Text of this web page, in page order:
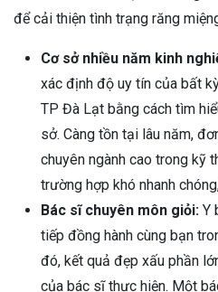
để cải thiện tình trạng răng
Cơ sở nhiều năm kinh
xác định độ uy tín của bất
TP Đà Lạt bằng cách tìm
sở. Càng tồn tại lâu năm,
chuyên ngành cao trong kỹ
trường hợp khó nhanh
Bác sĩ chuyên môn giỏi: Y
tiếp đồng hành cùng bạn
đó, kết quả đẹp xấu phần
của bác sĩ thực hiện. Một